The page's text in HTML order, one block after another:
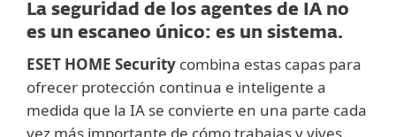
La seguridad de los agentes de IA no
es un escaneo único: es un sistema.
ESET HOME Security combina estas capas para
ofrecer protección continua e inteligente a
medida que la IA se convierte en una parte cada